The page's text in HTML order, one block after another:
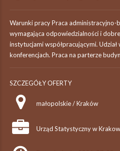
Warunki pracy Praca administracyjno-
wymagająca odpowiedzialności i
instytucjami współpracującymi. Udział
konferencjach. Praca na parterze
SZCZEGÓŁY OFERTY
małopolskie / Kraków
Urząd Statystyczny w